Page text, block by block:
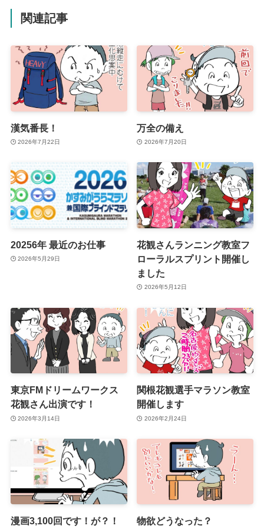
関連記事
漢気番長！
2026年7月22日
万全の備え
2026年7月20日
20256年 最近のお仕事
2026年5月29日
花観さんランニング教室フ
ローラルスプリント開催し
ました
2026年5月12日
東京FMドリームワークス
花観さん出演です！
2026年3月14日
関根花観選手マラソン教室
開催します
2026年2月24日
漫画3,100回です！が？！ 物欲どうなった？